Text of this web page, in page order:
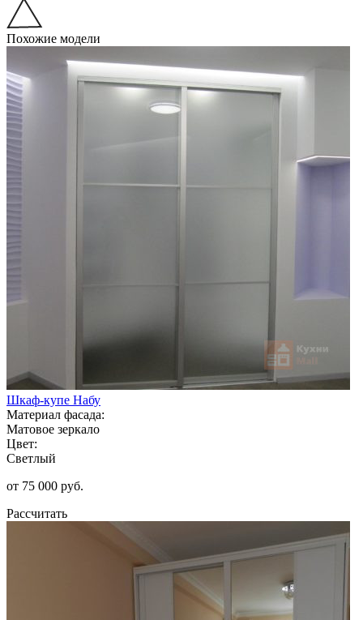
Похожие модели
Шкаф-купе Набу
Материал фасада:
Матовое зеркало
Цвет:
Светлый
от 75 000 руб.
Рассчитать